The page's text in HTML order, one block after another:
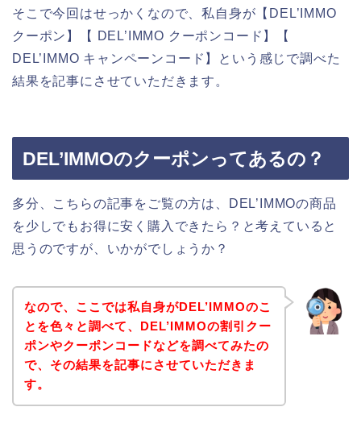
そこで今回はせっかくなので、私自身が【DEL’IMMO
クーポン】【 DEL’IMMO クーポンコード】【
DEL’IMMO キャンペーンコード】という感じで調べた
結果を記事にさせていただきます。
DEL’IMMOのクーポンってあるの？
多分、こちらの記事をご覧の方は、DEL’IMMOの商品
を少しでもお得に安く購入できたら？と考えていると
思うのですが、いかがでしょうか？
なので、ここでは私自身がDEL’IMMOのこ
とを色々と調べて、DEL’IMMOの割引クー
ポンやクーポンコードなどを調べてみたの
で、その結果を記事にさせていただきま
す。